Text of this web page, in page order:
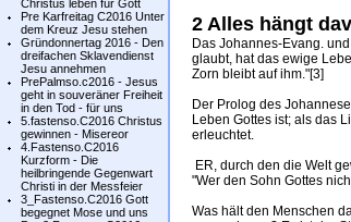
Christus leben für Gott
Pre Karfreitag C2016 Unter
dem Kreuz Jesu stehen
Gründonnertag 2016 - Den
dreifachen Sklavendienst
Jesu annehmen
PrePalmso.c2016 - Jesus
geht in souveräner Freiheit
in den Tod - für uns
5.fastenso.C2016 Christus
gewinnen - Misereor
4.Fastenso.C2016
Kurzform - Die
heilbringende Gegenwart
Christi in der Messfeier
3_Fastenso.C2016 Gott
begegnet Mose und uns
2 Alles hängt
Das Johannes-Evang.
glaubt, hat das ewige
Zorn bleibt auf ihm."[3]
Der Prolog des
Leben Gottes ist; als das
erleuchtet.
ER, durch den die Welt
"Wer den Sohn Gottes
Was hält den Menschen